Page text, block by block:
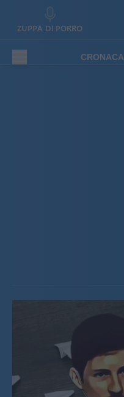
ZUPPA DI PORRO
CRONACA